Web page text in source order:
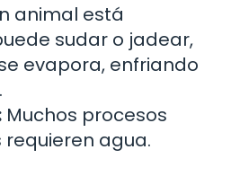
animal está
sudar o jadear,
evapora, enfriando
Muchos procesos
requieren agua.